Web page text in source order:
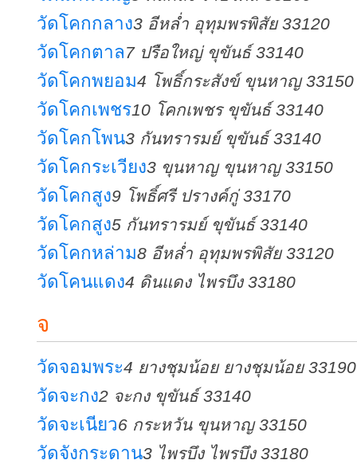
วัดโคกกลาง3 อีหล่ำ อุทุมพรพิสัย 33120
วัดโคกตาล7 ปรือใหญ่ ขุขันธ์ 33140
วัดโคกพยอม4 โพธิ์กระสังข์ ขุนหาญ 33150
วัดโคกเพชร10 โคกเพชร ขุขันธ์ 33140
วัดโคกโพน3 กันทรารมย์ ขุขันธ์ 33140
วัดโคกระเวียง3 ขุนหาญ ขุนหาญ 33150
วัดโคกสูง9 โพธิ์ศรี ปรางค์กู่ 33170
วัดโคกสูง5 กันทรารมย์ ขุขันธ์ 33140
วัดโคกหล่าม8 อีหล่ำ อุทุมพรพิสัย 33120
วัดโคนแดง4 ดินแดง ไพรบึง 33180
จ
วัดจอมพระ4 ยางชุมน้อย ยางชุมน้อย 33190
วัดจะกง2 จะกง ขุขันธ์ 33140
วัดจะเนียว6 กระหวัน ขุนหาญ 33150
วัดจังกระดาน3 ไพรบึง ไพรบึง 33180